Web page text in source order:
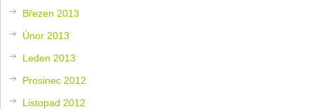
Březen 2013
Únor 2013
Leden 2013
Prosinec 2012
Listopad 2012